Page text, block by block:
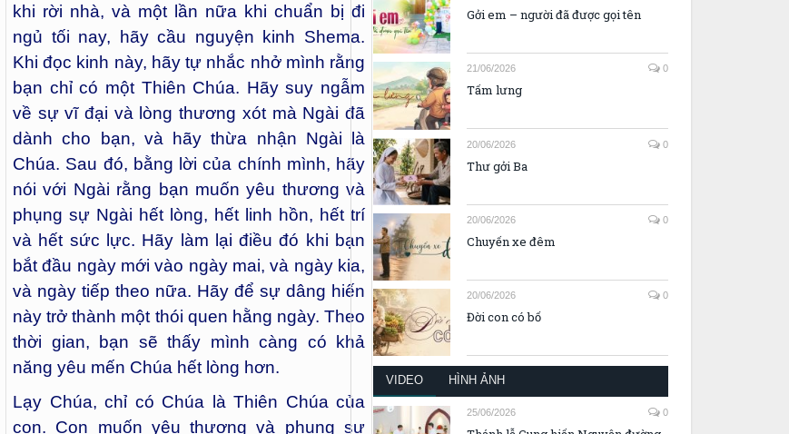
khi rời nhà, và một lần nữa khi chuẩn bị đi
ngủ tối nay, hãy cầu nguyện kinh Shema.
Khi đọc kinh này, hãy tự nhắc nhở mình rằng
bạn chỉ có một Thiên Chúa. Hãy suy ngẫm
về sự vĩ đại và lòng thương xót mà Ngài đã
dành cho bạn, và hãy thừa nhận Ngài là
Chúa. Sau đó, bằng lời của chính mình, hãy
nói với Ngài rằng bạn muốn yêu thương và
phụng sự Ngài hết lòng, hết linh hồn, hết trí
và hết sức lực. Hãy làm lại điều đó khi bạn
bắt đầu ngày mới vào ngày mai, và ngày kia,
và ngày tiếp theo nữa. Hãy để sự dâng hiến
này trở thành một thói quen hằng ngày. Theo
thời gian, bạn sẽ thấy mình càng có khả
năng yêu mến Chúa hết lòng hơn.
Lạy Chúa, chỉ có Chúa là Thiên Chúa của
con. Con muốn yêu thương và phụng sự
Gởi em – người đã được gọi tên
21/06/2026 0
Tấm lưng
20/06/2026 0
Thư gởi Ba
20/06/2026 0
Chuyến xe đêm
20/06/2026 0
Đời con có bố
VIDEO HÌNH ẢNH
25/06/2026 0